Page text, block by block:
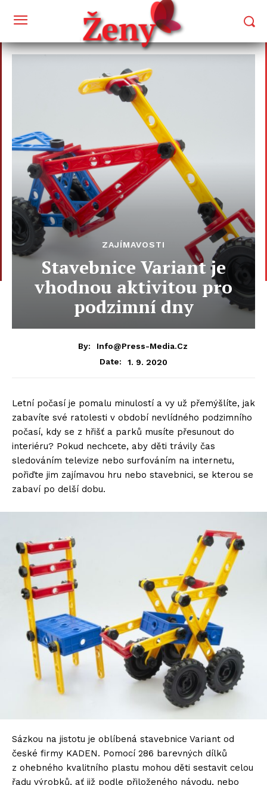
ZAJÍMAVOSTI
Stavebnice Variant je
vhodnou aktivitou pro
podzimní dny
By:
Info@press-Media.cz
Date:
1. 9. 2020
Letní počasí je pomalu minulostí a vy už přemýšlíte, jak
zabavíte své ratolesti v období nevlídného podzimního
počasí, kdy se z hřišť a parků musíte přesunout do
interiéru? Pokud nechcete, aby děti trávily čas
sledováním televize nebo surfováním na internetu,
pořiďte jim zajímavou hru nebo stavebnici, se kterou se
zabaví po delší dobu.
Sázkou na jistotu je oblíbená stavebnice Variant od
české firmy KADEN. Pomocí 286 barevných dílků
z ohebného kvalitního plastu mohou děti sestavit celou
řadu výrobků, ať již podle přiloženého návodu, nebo